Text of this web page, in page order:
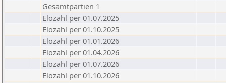
Gesamtpartien 1
Elozahl per 01.07.2025
Elozahl per 01.10.2025
Elozahl per 01.01.2026
Elozahl per 01.04.2026
Elozahl per 01.07.2026
Elozahl per 01.10.2026